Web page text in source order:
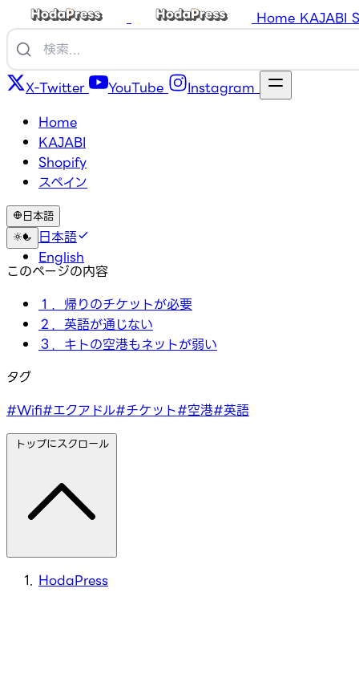
Home KAJABI
X-Twitter YouTube
Instagram
Home
KAJABI
Shopify
スペイン
日本語
日本語
English
このページの内容
１．帰りのチケットが必要
２．英語が通じない
３．キトの空港もネットが弱い
タグ
#Wifi#エクアドル#チケット#空港#英語
トップにスクロール
HodaPress